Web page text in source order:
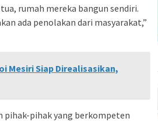
rumah mereka bangun sendiri.
ada penolakan dari masyarakat,”
Mesiri Siap Direalisasikan,
pihak-pihak yang berkompeten